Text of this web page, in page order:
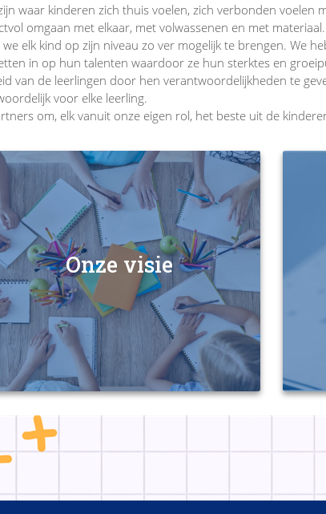
waar kinderen zich thuis voelen, zich verbonden voelen
omgaan met elkaar, met volwassenen en met materiaal.
elk kind op zijn niveau zo ver mogelijk te brengen. We
in op hun talenten waardoor ze hun sterktes en
van de leerlingen door hen verantwoordelijkheden te
voor elke leerling.
om, elk vanuit onze eigen rol, het beste uit de
Onze visie